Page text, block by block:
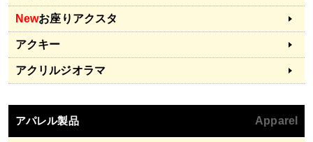
Newお座りアクスタ
アクキー
アクリルジオラマ
アパレル製品 Apparel